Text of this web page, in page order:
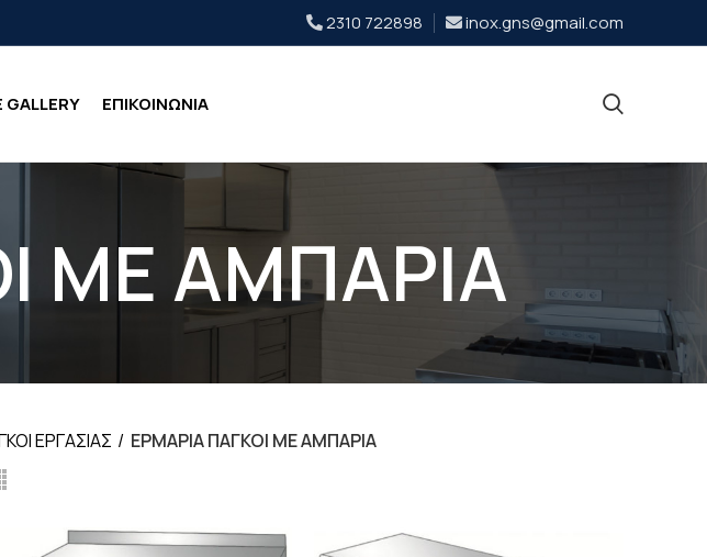
2310 722898 inox.gns@gmail.com
GALLERY ΕΠΙΚΟΙΝΩΝΙΑ
ΜΕ ΑΜΠΑΡΙΑ
ΕΡΓΑΣΙΑΣ
ΕΡΜΑΡΙΑ ΠΑΓΚΟΙ ΜΕ ΑΜΠΑΡΙΑ